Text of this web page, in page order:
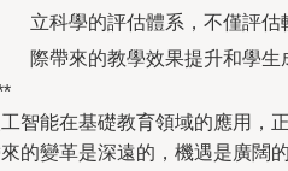
立科學的評估體系，不僅評
際帶來的教學效果提升和學生
智能在基礎教育領域的應用，
的變革是深遠的，機遇是廣闊